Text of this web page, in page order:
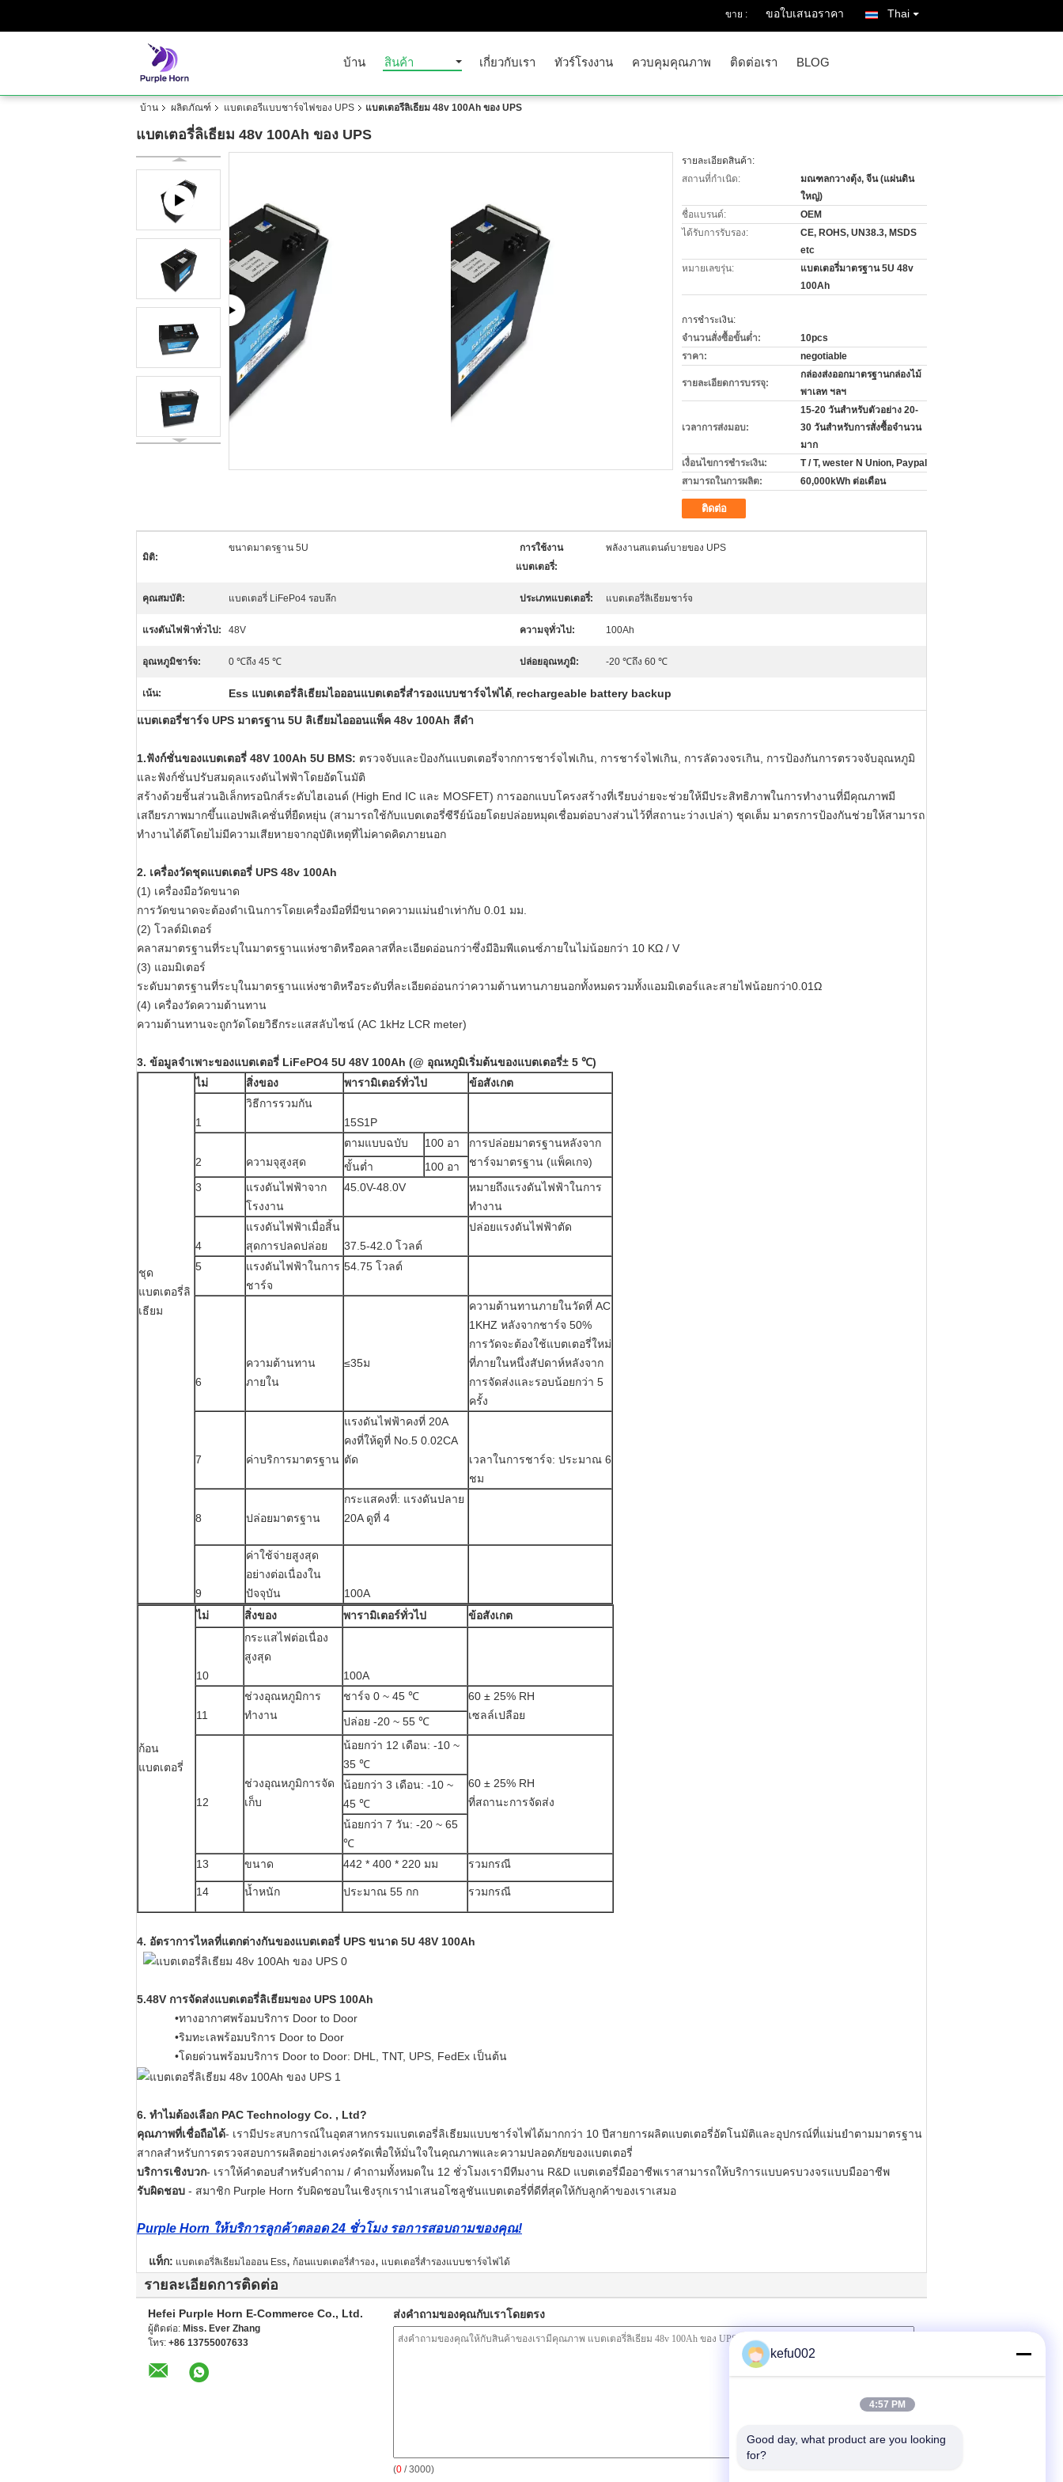
ขาย : ขอใบเสนอราคา Thai
บ้าน สินค้า เกี่ยวกับเรา ทัวร์โรงงาน ควบคุมคุณภาพ ติดต่อเรา BLOG
บ้าน ผลิตภัณฑ์ แบตเตอรี่แบบชาร์จไฟของ UPS แบตเตอรี่ลิเธียม 48v 100Ah ของ UPS
แบตเตอรี่ลิเธียม 48v 100Ah ของ UPS
รายละเอียดสินค้า:
สถานที่กำเนิด:
มณฑลกวางตุ้ง, จีน (แผ่นดิน
ใหญ่)
ชื่อแบรนด์:
OEM
ได้รับการรับรอง:
CE, ROHS, UN38.3, MSDS
etc
หมายเลขรุ่น:
แบตเตอรี่มาตรฐาน 5U 48v
100Ah
การชำระเงิน:
จำนวนสั่งซื้อขั้นต่ำ:
10pcs
ราคา:
negotiable
รายละเอียดการบรรจุ:
กล่องส่งออกมาตรฐานกล่องไม้
พาเลท ฯลฯ
เวลาการส่งมอบ:
15-20 วันสำหรับตัวอย่าง 20-
30 วันสำหรับการสั่งซื้อจำนวน
มาก
เงื่อนไขการชำระเงิน:
T / T, wester N Union, Paypal
สามารถในการผลิต:
60,000kWh ต่อเดือน
ติดต่อ
มิติ:
ขนาดมาตรฐาน 5U
การใช้งาน
แบตเตอรี่:
พลังงานสแตนด์บายของ UPS
คุณสมบัติ: แบตเตอรี่ LiFePo4 รอบลึก ประเภทแบตเตอรี่: แบตเตอรี่ลิเธียมชาร์จ
แรงดันไฟฟ้าทั่วไป: 48V ความจุทั่วไป: 100Ah
อุณหภูมิชาร์จ: 0 ℃ถึง 45 ℃ ปล่อยอุณหภูมิ: -20 ℃ถึง 60 ℃
เน้น: Ess แบตเตอรี่ลิเธียมไอออนแบตเตอรี่สำรองแบบชาร์จไฟได้, rechargeable battery backup
แบตเตอรี่ชาร์จ UPS มาตรฐาน 5U ลิเธียมไอออนแพ็ค 48v 100Ah สีดำ
1.ฟังก์ชั่นของแบตเตอรี่ 48V 100Ah 5U BMS: ตรวจจับและป้องกันแบตเตอรี่จากการชาร์จไฟเกิน, การชาร์จไฟเกิน, การลัดวงจรเกิน, การป้องกันการตรวจจับอุณหภูมิ
และฟังก์ชั่นปรับสมดุลแรงดันไฟฟ้าโดยอัตโนมัติ
สร้างด้วยชิ้นส่วนอิเล็กทรอนิกส์ระดับไฮเอนด์ (High End IC และ MOSFET) การออกแบบโครงสร้างที่เรียบง่ายจะช่วยให้มีประสิทธิภาพในการทำงานที่มีคุณภาพมี
เสถียรภาพมากขึ้นแอปพลิเคชั่นที่ยืดหยุ่น (สามารถใช้กับแบตเตอรี่ซีรีย์น้อยโดยปล่อยหมุดเชื่อมต่อบางส่วนไว้ที่สถานะว่างเปล่า) ชุดเต็ม มาตรการป้องกันช่วยให้สามารถ
ทำงานได้ดีโดยไม่มีความเสียหายจากอุบัติเหตุที่ไม่คาดคิดภายนอก
2. เครื่องวัดชุดแบตเตอรี่ UPS 48v 100Ah
(1) เครื่องมือวัดขนาด
การวัดขนาดจะต้องดำเนินการโดยเครื่องมือที่มีขนาดความแม่นยำเท่ากับ 0.01 มม.
(2) โวลต์มิเตอร์
คลาสมาตรฐานที่ระบุในมาตรฐานแห่งชาติหรือคลาสที่ละเอียดอ่อนกว่าซึ่งมีอิมพีแดนซ์ภายในไม่น้อยกว่า 10 KΩ / V
(3) แอมมิเตอร์
ระดับมาตรฐานที่ระบุในมาตรฐานแห่งชาติหรือระดับที่ละเอียดอ่อนกว่าความต้านทานภายนอกทั้งหมดรวมทั้งแอมมิเตอร์และสายไฟน้อยกว่า0.01Ω
(4) เครื่องวัดความต้านทาน
ความต้านทานจะถูกวัดโดยวิธีกระแสสลับไซน์ (AC 1kHz LCR meter)
3. ข้อมูลจำเพาะของแบตเตอรี่ LiFePO4 5U 48V 100Ah (@ อุณหภูมิเริ่มต้นของแบตเตอรี่± 5 ℃)
ชุด
แบตเตอรี่ลิ
เธียม
ไม่ สิ่งของ พารามิเตอร์ทั่วไป ข้อสังเกต
1
วิธีการรวมกัน
15S1P
2 ความจุสูงสุด
ตามแบบฉบับ 100 อา
การปล่อยมาตรฐานหลังจาก
ชาร์จมาตรฐาน (แพ็คเกจ)
ขั้นต่ำ
100 อา
3
แรงดันไฟฟ้าจาก
โรงงาน
45.0V-48.0V
หมายถึงแรงดันไฟฟ้าในการ
ทำงาน
4
แรงดันไฟฟ้าเมื่อสิ้น
สุดการปลดปล่อย
37.5-42.0 โวลต์
ปล่อยแรงดันไฟฟ้าตัด
5
แรงดันไฟฟ้าในการ
ชาร์จ
54.75 โวลต์
6
ความต้านทาน
ภายใน
≤35ม
ความต้านทานภายในวัดที่ AC
1KHZ หลังจากชาร์จ 50%
การวัดจะต้องใช้แบตเตอรี่ใหม่
ที่ภายในหนึ่งสัปดาห์หลังจาก
การจัดส่งและรอบน้อยกว่า 5
ครั้ง
7 ค่าบริการมาตรฐาน
แรงดันไฟฟ้าคงที่ 20A
คงที่ให้ดูที่ No.5 0.02CA
ตัด
เวลาในการชาร์จ: ประมาณ 6
ชม
8 ปล่อยมาตรฐาน
กระแสคงที่: แรงดันปลาย
20A ดูที่ 4
9
ค่าใช้จ่ายสูงสุด
อย่างต่อเนื่องใน
ปัจจุบัน
100A
ก้อน
แบตเตอรี่
ไม่ สิ่งของ พารามิเตอร์ทั่วไป ข้อสังเกต
10
กระแสไฟต่อเนื่อง
สูงสุด
100A
11
ช่วงอุณหภูมิการ
ทำงาน
ชาร์จ 0 ~ 45 ℃
60 ± 25% RH
เซลล์เปลือย
ปล่อย -20 ~ 55 ℃
12
ช่วงอุณหภูมิการจัด
เก็บ
น้อยกว่า 12 เดือน: -10 ~
35 ℃
60 ± 25% RH
ที่สถานะการจัดส่ง
น้อยกว่า 3 เดือน: -10 ~
45 ℃
น้อยกว่า 7 วัน: -20 ~ 65
℃
13
ขนาด 442 * 400 * 220 มม รวมกรณี
14 น้ำหนัก ประมาณ 55 กก รวมกรณี
4. อัตราการไหลที่แตกต่างกันของแบตเตอรี่ UPS ขนาด 5U 48V 100Ah
5.48V การจัดส่งแบตเตอรี่ลิเธียมของ UPS 100Ah
•ทางอากาศพร้อมบริการ Door to Door
•ริมทะเลพร้อมบริการ Door to Door
•โดยด่วนพร้อมบริการ Door to Door: DHL, TNT, UPS, FedEx เป็นต้น
6. ทำไมต้องเลือก PAC Technology Co. , Ltd?
คุณภาพที่เชื่อถือได้- เรามีประสบการณ์ในอุตสาหกรรมแบตเตอรี่ลิเธียมแบบชาร์จไฟได้มากกว่า 10 ปีสายการผลิตแบตเตอรี่อัตโนมัติและอุปกรณ์ที่แม่นยำตามมาตรฐาน
สากลสำหรับการตรวจสอบการผลิตอย่างเคร่งครัดเพื่อให้มั่นใจในคุณภาพและความปลอดภัยของแบตเตอรี่
บริการเชิงบวก- เราให้คำตอบสำหรับคำถาม / คำถามทั้งหมดใน 12 ชั่วโมงเรามีทีมงาน R&D แบตเตอรี่มืออาชีพเราสามารถให้บริการแบบครบวงจรแบบมืออาชีพ
รับผิดชอบ - สมาชิก Purple Horn รับผิดชอบในเชิงรุกเรานำเสนอโซลูชันแบตเตอรี่ที่ดีที่สุดให้กับลูกค้าของเราเสมอ
Purple Horn ให้บริการลูกค้าตลอด 24 ชั่วโมง รอการสอบถามของคุณ!
แท็ก: แบตเตอรี่ลิเธียมไอออน Ess, ก้อนแบตเตอรี่สำรอง, แบตเตอรี่สำรองแบบชาร์จไฟได้
รายละเอียดการติดต่อ
Hefei Purple Horn E-Commerce Co., Ltd.
ผู้ติดต่อ: Miss. Ever Zhang
โทร: +86 13755007633
ส่งคำถามของคุณกับเราโดยตรง
(0 / 3000)
kefu002
4:57 PM
Good day, what product are you looking
for?